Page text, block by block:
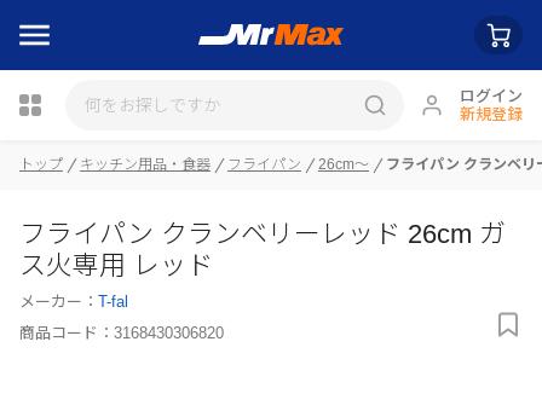
ログイン
新規登録
トップ キッチン用品・食器 フライパン 26cm～ フライパン クランベ
フライパン クランベリーレッド 26cm ガ
ス火専用 レッド
メーカー： T-fal
商品コード： 3168430306820